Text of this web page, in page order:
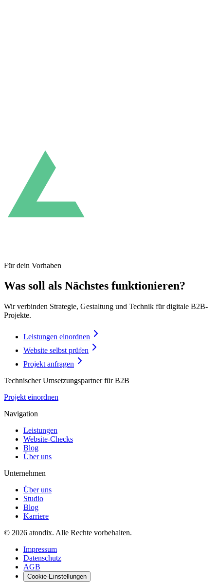
Für dein Vorhaben
Was soll als Nächstes funktionieren?
Wir verbinden Strategie, Gestaltung und Technik für digitale B2B-
Projekte.
Leistungen einordnen
Website selbst prüfen
Projekt anfragen
Technischer Umsetzungspartner für B2B
Projekt einordnen
Navigation
Leistungen
Website-Checks
Blog
Über uns
Unternehmen
Über uns
Studio
Blog
Karriere
© 2026 atondix. Alle Rechte vorbehalten.
Impressum
Datenschutz
AGB
Cookie-Einstellungen